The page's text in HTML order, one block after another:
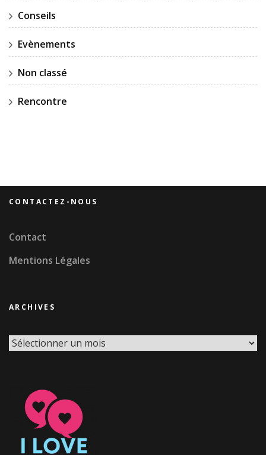
Conseils
Evènements
Non classé
Rencontre
CONTACTEZ-NOUS
Contact
Mentions Légales
ARCHIVES
Archives